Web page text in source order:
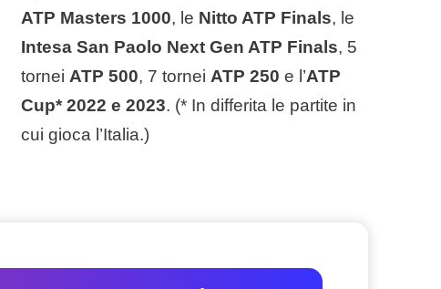
ATP Masters 1000, le Nitto ATP Finals, le
Intesa San Paolo Next Gen ATP Finals, 5
tornei ATP 500, 7 tornei ATP 250 e l’ATP
Cup* 2022 e 2023. (* In differita le partite in
cui gioca l’Italia.)